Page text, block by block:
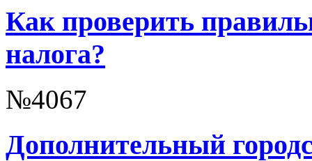
Как проверить
налога?
№4067
Дополнительный